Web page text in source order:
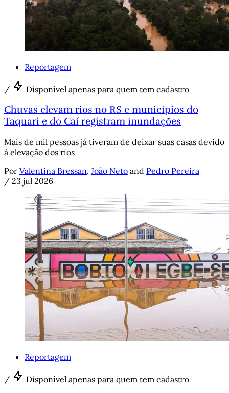
Reportagem
/ Disponível apenas para quem tem cadastro
Chuvas elevam rios no RS e municípios do
Taquari e do Caí registram inundações
Mais de mil pessoas já tiveram de deixar suas casas devido
à elevação dos rios
Por Valentina Bressan, João Neto and Pedro Pereira
/ 23 jul 2026
Reportagem
/ Disponível apenas para quem tem cadastro